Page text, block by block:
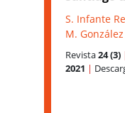
S. Infante
M. González
Revista24 (3)
2021 |